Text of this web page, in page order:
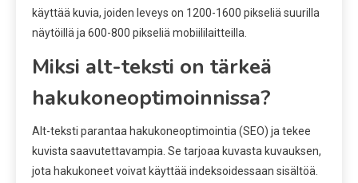
käyttää kuvia, joiden leveys on 1200-1600 pikseliä suurilla
näytöillä ja 600-800 pikseliä mobiililaitteilla.
Miksi alt-teksti on tärkeä
hakukoneoptimoinnissa?
Alt-teksti parantaa hakukoneoptimointia (SEO) ja tekee
kuvista saavutettavampia. Se tarjoaa kuvasta kuvauksen,
jota hakukoneet voivat käyttää indeksoidessaan sisältöä.